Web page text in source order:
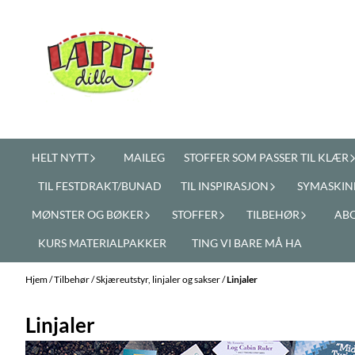
HELT NYTT MAILEG STOFFER SOM PASSER TIL KLÆR
TIL FESTDRAKT/BUNAD TIL INSPIRASJON
MØNSTER OG BØKER STOFFER TILBEHØR
KURS MATERIALPAKKER TING VI BARE MÅ HA
Hjem/Tilbehør/Skjæreutstyr, linjaler og sakser/Linjaler
Linjaler